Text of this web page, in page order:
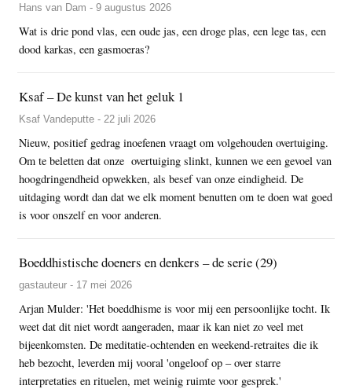
Hans van Dam - 9 augustus 2026
Wat is drie pond vlas, een oude jas, een droge plas, een lege tas, een
dood karkas, een gasmoeras?
Ksaf – De kunst van het geluk 1
Ksaf Vandeputte - 22 juli 2026
Nieuw, positief gedrag inoefenen vraagt om volgehouden overtuiging.
Om te beletten dat onze overtuiging slinkt, kunnen we een gevoel van
hoogdringendheid opwekken, als besef van onze eindigheid. De
uitdaging wordt dan dat we elk moment benutten om te doen wat goed
is voor onszelf en voor anderen.
Boeddhistische doeners en denkers – de serie (29)
gastauteur - 17 mei 2026
Arjan Mulder: 'Het boeddhisme is voor mij een persoonlijke tocht. Ik
weet dat dit niet wordt aangeraden, maar ik kan niet zo veel met
bijeenkomsten. De meditatie-ochtenden en weekend-retraites die ik
heb bezocht, leverden mij vooral 'ongeloof op – over starre
interpretaties en rituelen, met weinig ruimte voor gesprek.'